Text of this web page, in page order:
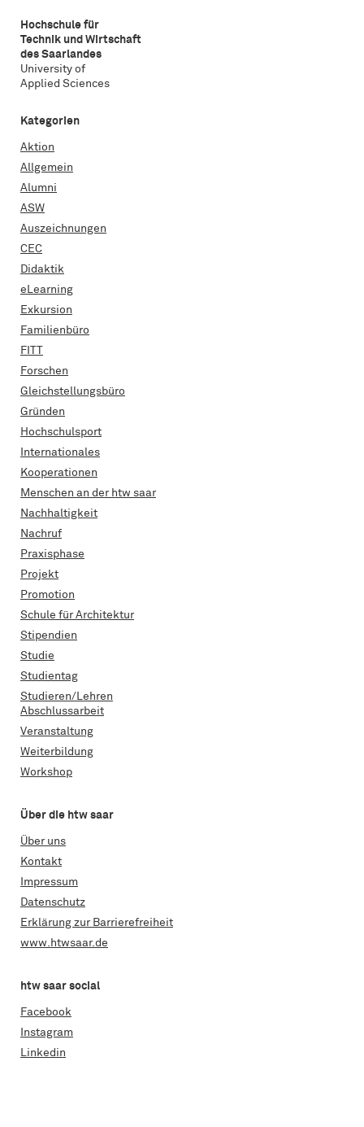
Hochschule für
Technik und Wirtschaft
des Saarlandes
University of
Applied Sciences
Kategorien
Aktion
Allgemein
Alumni
ASW
Auszeichnungen
CEC
Didaktik
eLearning
Exkursion
Familienbüro
FITT
Forschen
Gleichstellungsbüro
Gründen
Hochschulsport
Internationales
Kooperationen
Menschen an der htw saar
Nachhaltigkeit
Nachruf
Praxisphase
Projekt
Promotion
Schule für Architektur
Stipendien
Studie
Studientag
Studieren/Lehren
Abschlussarbeit
Veranstaltung
Weiterbildung
Workshop
Über die htw saar
Über uns
Kontakt
Impressum
Datenschutz
Erklärung zur Barrierefreiheit
www.htwsaar.de
htw saar social
Facebook
Instagram
Linkedin